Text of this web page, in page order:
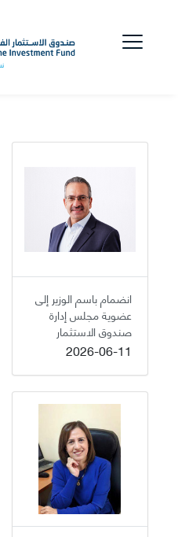
انضمام باسم الوزير إلى
عضوية مجلس إدارة
صندوق الاستثمار
الفلسطيني
2026-06-11